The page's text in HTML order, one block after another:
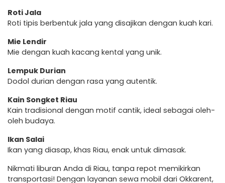
Roti Jala
Roti tipis berbentuk jala yang disajikan dengan kuah kari.
Mie Lendir
Mie dengan kuah kacang kental yang unik.
Lempuk Durian
Dodol durian dengan rasa yang autentik.
Kain Songket Riau
Kain tradisional dengan motif cantik, ideal sebagai oleh-
oleh budaya.
Ikan Salai
Ikan yang diasap, khas Riau, enak untuk dimasak.
Nikmati liburan Anda di Riau, tanpa repot memikirkan
transportasi! Dengan layanan sewa mobil dari Okkarent,